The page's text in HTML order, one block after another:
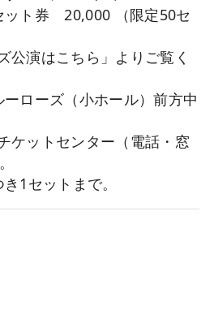
ット券 20,000 （限定50セ
公演はこちら」よりご覧く
ローズ（小ホール）前方中
ケットセンター（電話・窓
1セットまで。